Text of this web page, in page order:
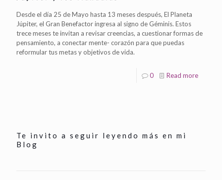
Desde el día 25 de Mayo hasta 13 meses después, El Planeta
Júpiter, el Gran Benefactor ingresa al signo de Géminis. Estos
trece meses te invitan a revisar creencias, a cuestionar formas de
pensamiento, a conectar mente- corazón para que puedas
reformular tus metas y objetivos de vida.
0 Read more
Te invito a seguir leyendo más en mi
Blog